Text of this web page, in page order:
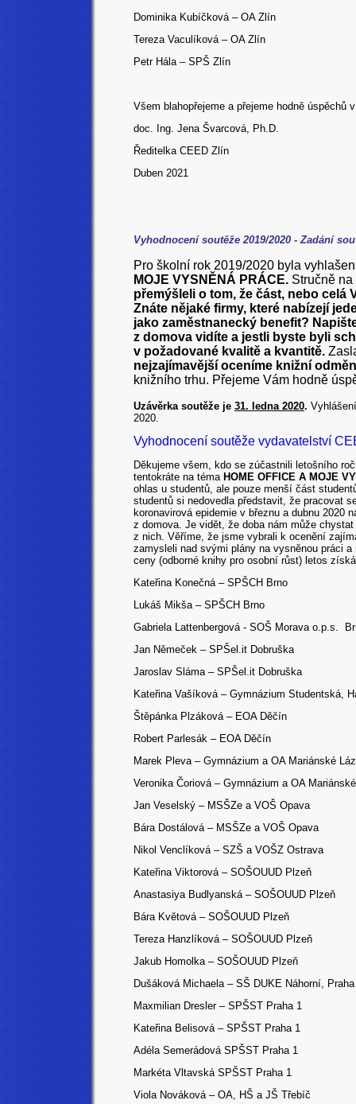
Dominika Kubíčková – OA Zlín
Tereza Vaculíková – OA Zlín
Petr Hála – SPŠ Zlín
Všem blahopřejeme a přejeme hodně
doc. Ing. Jena Švarcová, Ph.D.
Ředitelka CEED Zlín
Duben 2021
Vyhodnocení soutěže 2019/2020 - Zadání
Pro školní rok 2019/2020 byla
MOJE VYSNĚNÁ PRÁCE. Stručně na
přemýšleli o tom, že část, nebo celá
Znáte nějaké firmy, které nabízejí
jako zaměstnanecký benefit?
z domova vidíte a jestli byste byli
v požadované kvalitě a kvantitě.
nejzajímavější oceníme knižní
knižního trhu. Přejeme Vám hodně
Uzávěrka soutěže je 31. ledna 2020.
2020.
Vyhodnocení soutěže vydavatelství
Děkujeme všem, kdo se zúčastnili letošního
tentokráte na téma HOME OFFICE A MOJE
ohlas u studentů, ale pouze menší část
studentů si nedovedla představit, že pracovat
koronavirová epidemie v březnu a dubnu 2020
z domova. Je vidět, že doba nám může
z nich. Věříme, že jsme vybrali k ocenění
zamysleli nad svými plány na vysněnou práci
ceny (odborné knihy pro osobní růst) letos
Kateřina Konečná – SPŠCH Brno
Lukáš Mikša – SPŠCH Brno
Gabriela Lattenbergová - SOŠ Morava o.p.s.
Jan Němeček – SPŠel.it Dobruška
Jaroslav Sláma – SPŠel.it Dobruška
Kateřina Vašíková – Gymnázium Studentská,
Štěpánka Plzáková – EOA Děčín
Robert Parlesák – EOA Děčín
Marek Pleva – Gymnázium a OA Mariánské
Veronika Čoriová – Gymnázium a OA
Jan Veselský – MSŠZe a VOŠ Opava
Bára Dostálová – MSŠZe a VOŠ Opava
Nikol Venclíková – SZŠ a VOŠZ Ostrava
Kateřina Viktorová – SOŠOUUD Plzeň
Anastasiya Budlyanská – SOŠOUUD Plzeň
Bára Květová – SOŠOUUD Plzeň
Tereza Hanzlíková – SOŠOUUD Plzeň
Jakub Homolka – SOŠOUUD Plzeň
Dušáková Michaela – SŠ DUKE Náhorní,
Maxmilian Dresler – SPŠST Praha 1
Kateřina Belisová – SPŠST Praha 1
Adéla Semerádová SPŠST Praha 1
Markéta Vltavská SPŠST Praha 1
Viola Nováková – OA, HŠ a JŠ Třebíč